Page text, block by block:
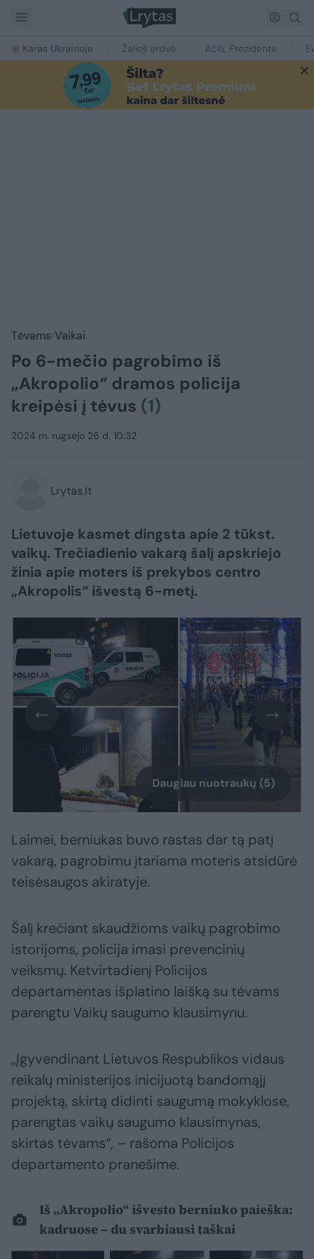
Karas Ukrainoje Žalioji erdvė Ačiū, Prezidente
Tėvams Vaikai
Po 6-mečio pagrobimo iš
„Akropolio“ dramos policija
kreipėsi į tėvus (1)
2024 m. rugsėjo 26 d. 10:32
Lrytas.lt
Lietuvoje kasmet dingsta apie 2 tūkst.
vaikų. Trečiadienio vakarą šalį apskriejo
žinia apie moters iš prekybos centro
„Akropolis“ išvestą 6-metį.
Daugiau nuotraukų (5)
Laimei, berniukas buvo rastas dar tą patį
vakarą, pagrobimu įtariama moteris atsidūrė
teisėsaugos akiratyje.
Šalį krečiant skaudžioms vaikų pagrobimo
istorijoms, policija imasi prevencinių
veiksmų. Ketvirtadienį Policijos
departamentas išplatino laišką su tėvams
parengtu Vaikų saugumo klausimynu.
„Įgyvendinant Lietuvos Respublikos vidaus
reikalų ministerijos inicijuotą bandomąjį
projektą, skirtą didinti saugumą mokyklose,
parengtas vaikų saugumo klausimynas,
skirtas tėvams“, – rašoma Policijos
departamento pranešime.
Iš „Akropolio“ išvesto berniuko paieška:
kadruose – du svarbiausi taškai